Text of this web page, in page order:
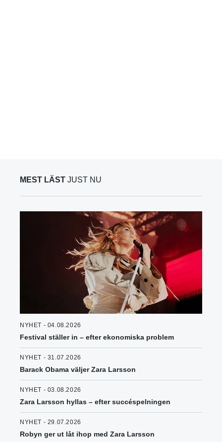
MEST LÄST JUST NU
NYHET - 04.08.2026
Festival ställer in – efter ekonomiska problem
NYHET - 31.07.2026
Barack Obama väljer Zara Larsson
NYHET - 03.08.2026
Zara Larsson hyllas – efter succéspelningen
NYHET - 29.07.2026
Robyn ger ut låt ihop med Zara Larsson